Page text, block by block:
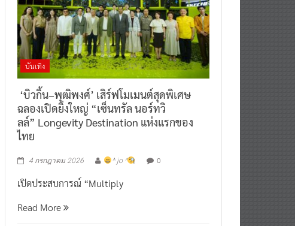
บันเทิง
‘บิวกิ้น–พุฒิพงศ์’ เสิร์ฟโมเมนต์สุดพิเศษ
ฉลองเปิดยิ่งใหญ่ “เซ็นทรัล นอร์ทวิ
ลล์” Longevity Destination แห่งแรกของ
ไทย
เปิดประสบการณ์ “Multiply